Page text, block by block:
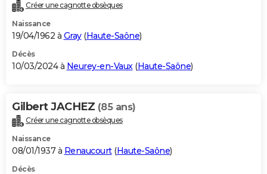
Destinations
City break
Voyage nature
Voyage de noces
Forum
Climat
+PHOTO
GUIDES D'ACHAT
BONS PLANS
Carte de Noël
Carte Bonne année
Carte Saint-Valentin
Carte Pâques
Carte d'anniversaire
DICTIONNAIRE
Dictionnaire
Biographies
Citations
Expressions
Proverbes
PROGRAMME TV
Créer une cagnotte obsèques
Naissance
19/04/1962 à Gray(Haute-Saône)
Décès
10/03/2024 à Neurey-en-Vaux(Haute-Saône)
Gilbert JACHEZ (85 ans)
Créer une cagnotte obsèques
Naissance
08/01/1937 à Renaucourt(Haute-Saône)
Décès